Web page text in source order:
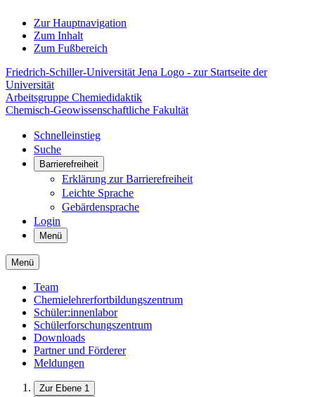
Zur Hauptnavigation
Zum Inhalt
Zum Fußbereich
Friedrich-Schiller-Universität Jena Logo - zur Startseite der
Universität
Arbeitsgruppe Chemiedidaktik
Chemisch-Geowissenschaftliche Fakultät
Schnelleinstieg
Suche
Barrierefreiheit
Erklärung zur Barrierefreiheit
Leichte Sprache
Gebärdensprache
Login
Menü
Menü
Team
Chemielehrerfortbildungszentrum
Schüler:innenlabor
Schülerforschungszentrum
Downloads
Partner und Förderer
Meldungen
Zur Ebene 1